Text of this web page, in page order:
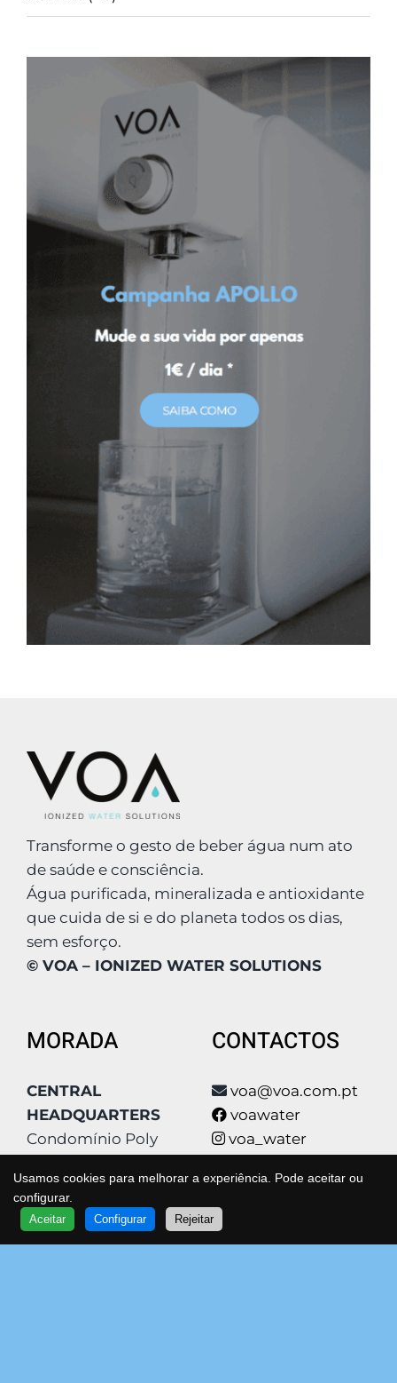
Transforme o gesto de beber água num ato
de saúde e consciência.
Água purificada, mineralizada e antioxidante
que cuida de si e do planeta todos os dias,
sem esforço.
© VOA – IONIZED WATER SOLUTIONS
MORADA
CENTRAL
HEADQUARTERS
Condomínio Poly
Estrada Qta De
Matos 4
Bloco F2
QUER SABER MAIS?
FALE COM UM ESPECIALISTA
CONTACTOS
voa@voa.com.pt
voawater
voa_water
voa
Usamos cookies para melhorar a experiência. Pode aceitar ou
configurar.
Aceitar Configurar Rejeitar